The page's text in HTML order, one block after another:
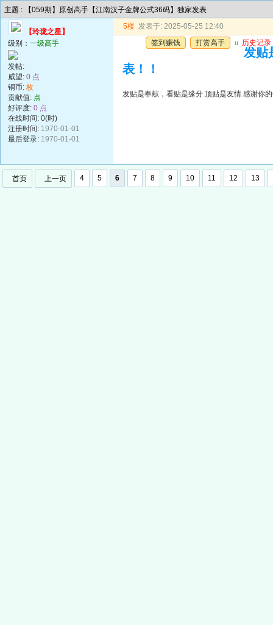
主题 : 【059期】原创高手【江南汉子金牌公式36码】独家发表
【玲珑之星】
级别： 一级高手
发帖:
威望: 0 点
铜币: 枚
贡献值: 点
好评度: 0 点
在线时间: 0(时)
注册时间: 1970-01-01
最后登录: 1970-01-01
5楼 发表于: 2025-05-25 12:40
签到赚钱
打赏高手 u 历史记录
发贴
表！！
发贴是奉献，看贴是缘分.顶贴是友情.感谢你
首页 上一页 4 5 6 7 8 9 10 11 12 13